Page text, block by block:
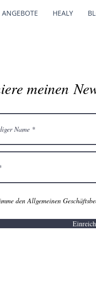
ANGEBOTE HEALY
meinen
den Allgemeinen